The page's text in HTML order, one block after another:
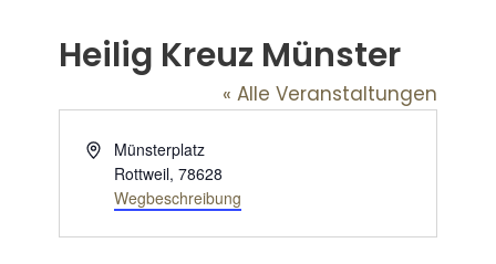
Heilig Kreuz Münster
« Alle Veranstaltungen
AdresseMünsterplatz
Rottweil, 78628
Wegbeschreibung